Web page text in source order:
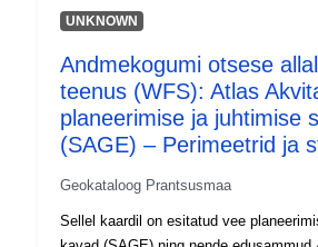
uriRef:
http://
4835-a41b-
Ressurss:
UNKNOWN
Andmekogumi otsese
teenus (WFS): Atlas
planeerimise ja juhtimise
(SAGE) – Perimeetrid ja
Geokataloog Prantsusmaa
Sellel kaardil on esitatud vee